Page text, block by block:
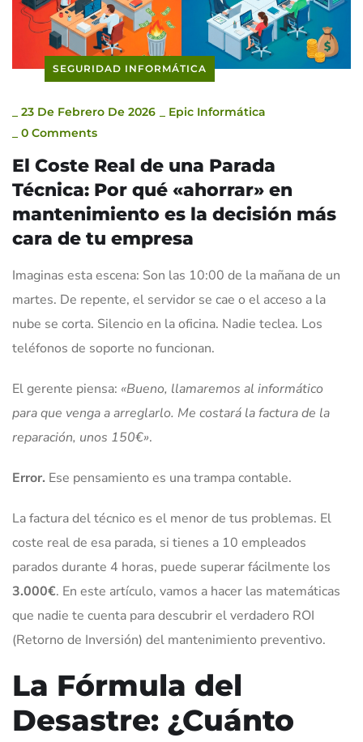
SEGURIDAD INFORMÁTICA
23 De Febrero De 2026
Epic Informática
0 Comments
El Coste Real de una Parada
Técnica: Por qué «ahorrar» en
mantenimiento es la decisión más
cara de tu empresa
Imaginas esta escena: Son las 10:00 de la mañana de un
martes. De repente, el servidor se cae o el acceso a la
nube se corta. Silencio en la oficina. Nadie teclea. Los
teléfonos de soporte no funcionan.
El gerente piensa: «Bueno, llamaremos al informático
para que venga a arreglarlo. Me costará la factura de la
reparación, unos 150€».
Error. Ese pensamiento es una trampa contable.
La factura del técnico es el menor de tus problemas. El
coste real de esa parada, si tienes a 10 empleados
parados durante 4 horas, puede superar fácilmente los
3.000€. En este artículo, vamos a hacer las matemáticas
que nadie te cuenta para descubrir el verdadero ROI
(Retorno de Inversión) del mantenimiento preventivo.
La Fórmula del
Desastre: ¿Cuánto